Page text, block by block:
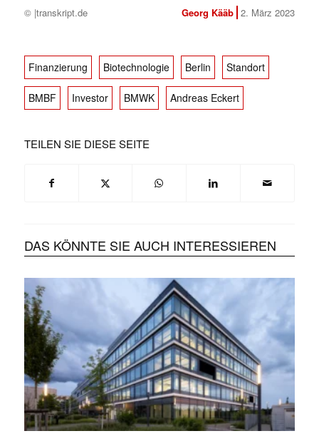
© |transkript.de Georg Kääb 2. März 2023
Finanzierung Biotechnologie Berlin Standort
BMBF Investor BMWK Andreas Eckert
TEILEN SIE DIESE SEITE
DAS KÖNNTE SIE AUCH INTERESSIEREN